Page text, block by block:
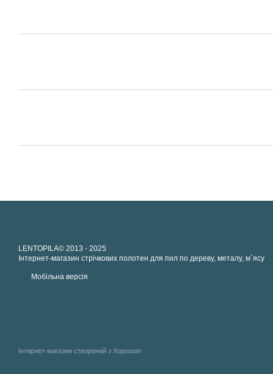
LENTOPILA© 2013 - 2025
Інтернет-магазин стрічкових полотен для пил по дереву, металу, м`ясу
Мобільна версія
Інтернет-магазин створений з Хорошоп